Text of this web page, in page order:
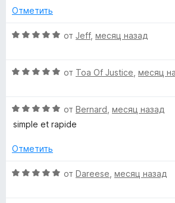
е
е
д
ж
е
и
5
Отметить
О
н
о
н
5
з
от Jeff, месяц назад
О
н
е
о
а
от Toa Of Justice месяц
О
ц
н
н
от Bernard месяц назад
simple et rapide
Отметить
О
от Dareese месяц назад